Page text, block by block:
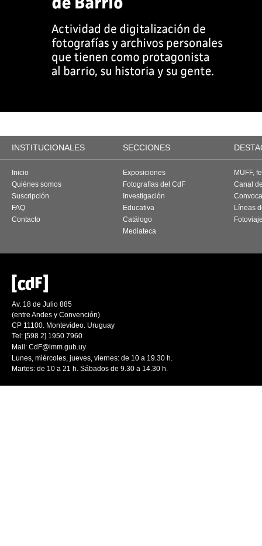
INSTITUCIONALES SECCIONES
Inicio
Quiénes somos
Suscripción
FAQ
Contacto
Exposiciones
Fotografías del CdF
Investigación
Educativa
Catálogo
Mediateca
MUFF,
Canal
Líneas
Av. 18 de Julio 885
(entre Andes y Convención)
CP 11100. Montevideo. Uruguay
Tel: [598 2] 1950 7960
Mail: CdF@imm.gub.uy
Lunes, miércoles, jueves, viernes: de 10 a 19.30 h.
Martes: de 10 a 21 h. Sábados de 9.30 a 14.30 h.